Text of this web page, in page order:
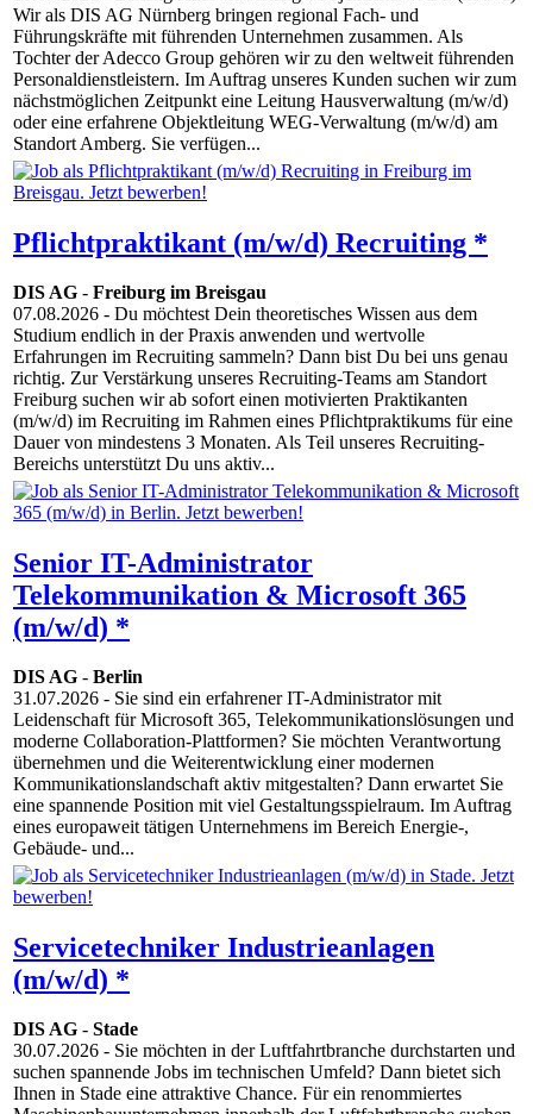
Wir als DIS AG Nürnberg bringen regional Fach- und
Führungskräfte mit führenden Unternehmen zusammen. Als
Tochter der Adecco Group gehören wir zu den weltweit führenden
Personaldienstleistern. Im Auftrag unseres Kunden suchen wir zum
nächstmöglichen Zeitpunkt eine Leitung Hausverwaltung (m/w/d)
oder eine erfahrene Objektleitung WEG-Verwaltung (m/w/d) am
Standort Amberg. Sie verfügen...
Pflichtpraktikant (m/w/d) Recruiting *
DIS AG - Freiburg im Breisgau
07.08.2026 - Du möchtest Dein theoretisches Wissen aus dem
Studium endlich in der Praxis anwenden und wertvolle
Erfahrungen im Recruiting sammeln? Dann bist Du bei uns genau
richtig. Zur Verstärkung unseres Recruiting-Teams am Standort
Freiburg suchen wir ab sofort einen motivierten Praktikanten
(m/w/d) im Recruiting im Rahmen eines Pflichtpraktikums für eine
Dauer von mindestens 3 Monaten. Als Teil unseres Recruiting-
Bereichs unterstützt Du uns aktiv...
Senior IT-Administrator
Telekommunikation & Microsoft 365
(m/w/d) *
DIS AG - Berlin
31.07.2026 - Sie sind ein erfahrener IT-Administrator mit
Leidenschaft für Microsoft 365, Telekommunikationslösungen und
moderne Collaboration-Plattformen? Sie möchten Verantwortung
übernehmen und die Weiterentwicklung einer modernen
Kommunikationslandschaft aktiv mitgestalten? Dann erwartet Sie
eine spannende Position mit viel Gestaltungsspielraum. Im Auftrag
eines europaweit tätigen Unternehmens im Bereich Energie-,
Gebäude- und...
Servicetechniker Industrieanlagen
(m/w/d) *
DIS AG - Stade
30.07.2026 - Sie möchten in der Luftfahrtbranche durchstarten und
suchen spannende Jobs im technischen Umfeld? Dann bietet sich
Ihnen in Stade eine attraktive Chance. Für ein renommiertes